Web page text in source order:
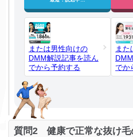
または男性向けの
DMM解説記事を読ん
でから予約する
また
でか
質問2
健康で正常な抜け